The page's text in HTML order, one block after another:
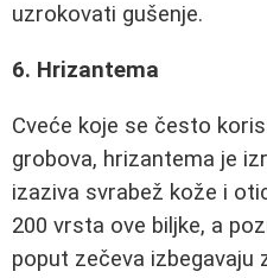
uzrokovati gušenje.
6. Hrizantema
Cveće koje se često
grobova, hrizantema je
izaziva svrabež kože i
200 vrsta ove biljke, a
poput zečeva izbegavaju